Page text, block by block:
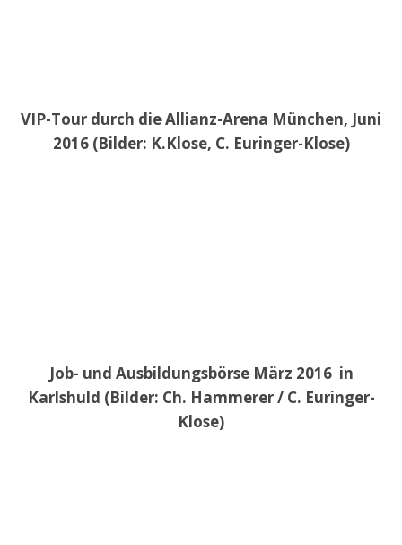
VIP-Tour durch die Allianz-Arena München, Juni
2016 (Bilder: K.Klose, C. Euringer-Klose)
Job- und Ausbildungsbörse März 2016 in
Karlshuld (Bilder: Ch. Hammerer / C. Euringer-
Klose)